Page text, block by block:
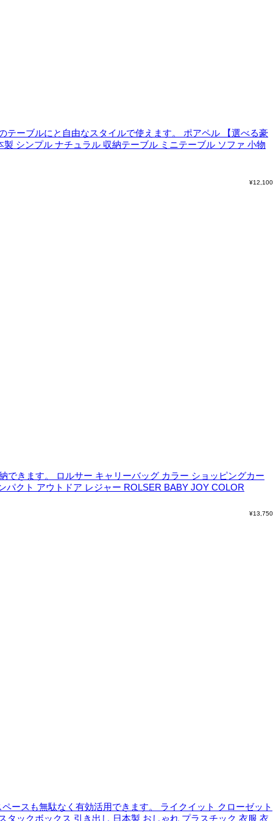
ーブルにと自由なスタイルで使えます。
ポアペル 【選べる豪
シンプル ナチュラル 収納テーブル ミニテーブル ソファ 小物
¥12,100
できます。
ロルサー キャリーバッグ カラー ショッピングカー
クト アウトドア レジャー ROLSER BABY JOY COLOR
¥13,750
ースも無駄なく有効活用できます。
ライクイット クローゼット
ックボックス 引き出し 日本製 おしゃれ プラスチック 衣服 衣